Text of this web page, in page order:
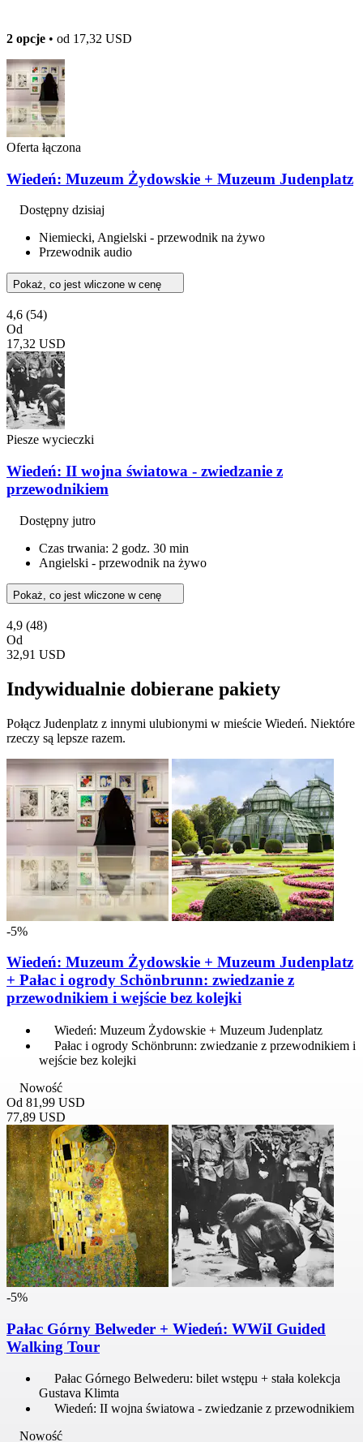
2 opcje • od 17,32 USD
Oferta łączona
Wiedeń: Muzeum Żydowskie + Muzeum Judenplatz
Dostępny dzisiaj
Niemiecki, Angielski - przewodnik na żywo
Przewodnik audio
Pokaż, co jest wliczone w cenę
4,6 (54)
Od
17,32 USD
Piesze wycieczki
Wiedeń: II wojna światowa - zwiedzanie z
przewodnikiem
Dostępny jutro
Czas trwania: 2 godz. 30 min
Angielski - przewodnik na żywo
Pokaż, co jest wliczone w cenę
4,9 (48)
Od
32,91 USD
Indywidualnie dobierane pakiety
Połącz Judenplatz z innymi ulubionymi w mieście Wiedeń. Niektóre
rzeczy są lepsze razem.
-5%
Wiedeń: Muzeum Żydowskie + Muzeum Judenplatz
+ Pałac i ogrody Schönbrunn: zwiedzanie z
przewodnikiem i wejście bez kolejki
Wiedeń: Muzeum Żydowskie + Muzeum Judenplatz
Pałac i ogrody Schönbrunn: zwiedzanie z przewodnikiem i
wejście bez kolejki
Nowość
Od 81,99 USD
77,89 USD
-5%
Pałac Górny Belweder + Wiedeń: WWiI Guided
Walking Tour
Pałac Górnego Belwederu: bilet wstępu + stała kolekcja
Gustava Klimta
Wiedeń: II wojna światowa - zwiedzanie z przewodnikiem
Nowość